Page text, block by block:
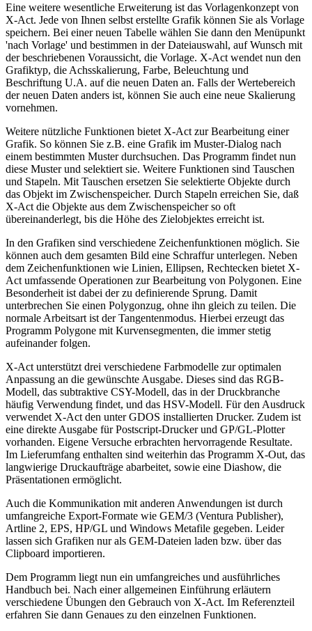
Eine weitere wesentliche Erweiterung ist das Vorlagenkonzept von
X-Act. Jede von Ihnen selbst erstellte Grafik können Sie als Vorlage
speichern. Bei einer neuen Tabelle wählen Sie dann den Menüpunkt
'nach Vorlage' und bestimmen in der Dateiauswahl, auf Wunsch mit
der beschriebenen Voraussicht, die Vorlage. X-Act wendet nun den
Grafiktyp, die Achsskalierung, Farbe, Beleuchtung und
Beschriftung U.A. auf die neuen Daten an. Falls der Wertebereich
der neuen Daten anders ist, können Sie auch eine neue Skalierung
vornehmen.
Weitere nützliche Funktionen bietet X-Act zur Bearbeitung einer
Grafik. So können Sie z.B. eine Grafik im Muster-Dialog nach
einem bestimmten Muster durchsuchen. Das Programm findet nun
diese Muster und selektiert sie. Weitere Funktionen sind Tauschen
und Stapeln. Mit Tauschen ersetzen Sie selektierte Objekte durch
das Objekt im Zwischenspeicher. Durch Stapeln erreichen Sie, daß
X-Act die Objekte aus dem Zwischenspeicher so oft
übereinanderlegt, bis die Höhe des Zielobjektes erreicht ist.
In den Grafiken sind verschiedene Zeichenfunktionen möglich. Sie
können auch dem gesamten Bild eine Schraffur unterlegen. Neben
dem Zeichenfunktionen wie Linien, Ellipsen, Rechtecken bietet X-
Act umfassende Operationen zur Bearbeitung von Polygonen. Eine
Besonderheit ist dabei der zu definierende Sprung. Damit
unterbrechen Sie einen Polygonzug, ohne ihn gleich zu teilen. Die
normale Arbeitsart ist der Tangentenmodus. Hierbei erzeugt das
Programm Polygone mit Kurvensegmenten, die immer stetig
aufeinander folgen.
X-Act unterstützt drei verschiedene Farbmodelle zur optimalen
Anpassung an die gewünschte Ausgabe. Dieses sind das RGB-
Modell, das subtraktive CSY-Modell, das in der Druckbranche
häufig Verwendung findet, und das HSV-Modell. Für den Ausdruck
verwendet X-Act den unter GDOS installierten Drucker. Zudem ist
eine direkte Ausgabe für Postscript-Drucker und GP/GL-Plotter
vorhanden. Eigene Versuche erbrachten hervorragende Resultate.
Im Lieferumfang enthalten sind weiterhin das Programm X-Out, das
langwierige Druckaufträge abarbeitet, sowie eine Diashow, die
Präsentationen ermöglicht.
Auch die Kommunikation mit anderen Anwendungen ist durch
umfangreiche Export-Formate wie GEM/3 (Ventura Publisher),
Artline 2, EPS, HP/GL und Windows Metafile gegeben. Leider
lassen sich Grafiken nur als GEM-Dateien laden bzw. über das
Clipboard importieren.
Dem Programm liegt nun ein umfangreiches und ausführliches
Handbuch bei. Nach einer allgemeinen Einführung erläutern
verschiedene Übungen den Gebrauch von X-Act. Im Referenzteil
erfahren Sie dann Genaues zu den einzelnen Funktionen.